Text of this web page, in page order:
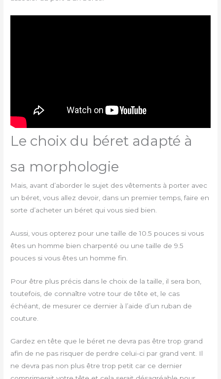
Le choix du béret adapté à
sa morphologie
Mais, avant d’aborder le sujet des vêtements à porter avec
un béret, vous allez devoir, dans un premier temps, faire en
sorte d’acheter un béret qui vous sied bien.
Aussi, vous opterez pour une taille de 10.5 pouces si vous
êtes un homme bien charpenté ou une taille de 9.5
pouces si vous êtes un homme fin.
Pour être plus précis dans le choix de la taille, il sera bon,
toutefois, de connaître votre tour de tête et, le cas
échéant, de mesurer ce dernier à l’aide d’un ruban de
couture.
Gardez en tête que le béret ne devra pas être trop grand
afin de ne pas risquer de perdre celui-ci par grand vent. Il
ne devra pas non plus être trop petit car ce dernier